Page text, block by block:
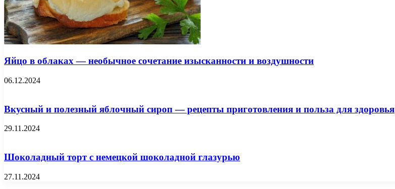
Яйцо в облаках — необычное сочетание изысканности и воздушности
06.12.2024
Вкусный и полезный яблочный сироп — рецепты приготовления и польза для здоровья
29.11.2024
Шоколадный торт с немецкой шоколадной глазурью
27.11.2024